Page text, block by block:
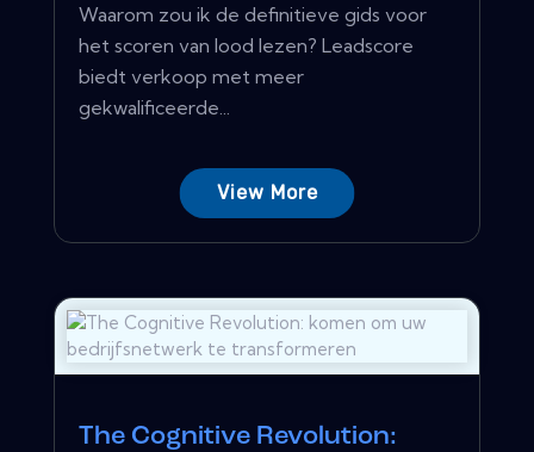
Waarom zou ik de definitieve gids voor
het scoren van lood lezen? Leadscore
biedt verkoop met meer
gekwalificeerde...
View More
The Cognitive Revolution: